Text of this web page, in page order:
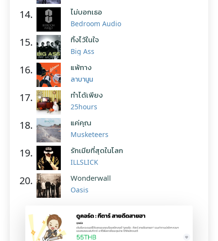
14. ไม่บอกเธอ
Bedroom Audio
15. ทิ้งไว้ในใจ
Big Ass
16. แพ้ทาง
ลาบานูน
17. ทำได้เพียง
25hours
18. แค่คุณ
Musketeers
19. รักเมียที่สุดในโลก
ILLSLICK
20. Wonderwall
Oasis